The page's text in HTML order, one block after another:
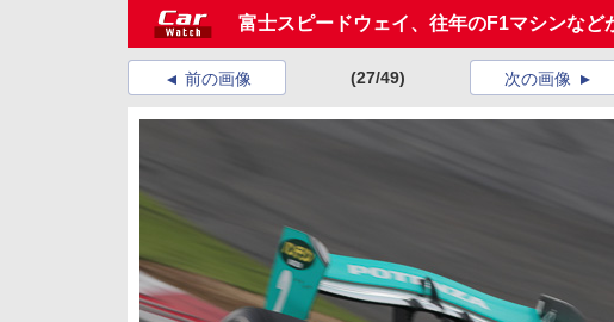
富士スピードウェイ、往年のF1マシンな
前の画像 (27/49) 次の画像